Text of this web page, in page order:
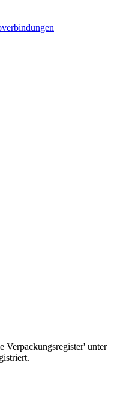
Verpackungsregister' unter